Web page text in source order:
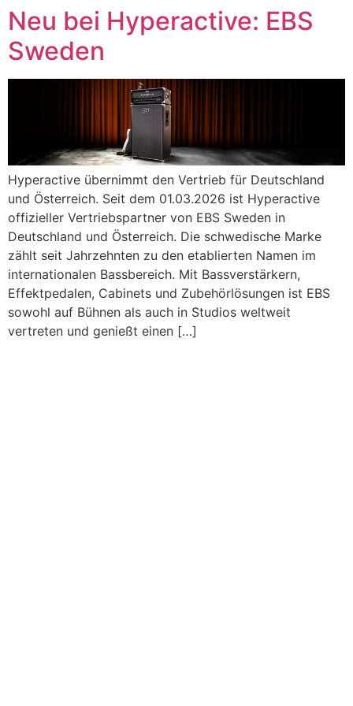
Zum
Inhalt
springen
Neu bei Hyperactive: EBS
Sweden
Hyperactive übernimmt den Vertrieb für Deutschland
und Österreich. Seit dem 01.03.2026 ist Hyperactive
offizieller Vertriebspartner von EBS Sweden in
Deutschland und Österreich. Die schwedische Marke
zählt seit Jahrzehnten zu den etablierten Namen im
internationalen Bassbereich. Mit Bassverstärkern,
Effektpedalen, Cabinets und Zubehörlösungen ist EBS
sowohl auf Bühnen als auch in Studios weltweit
vertreten und genießt einen […]